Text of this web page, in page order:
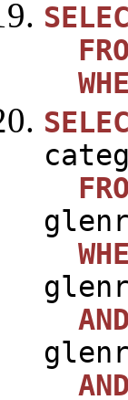
AND
AND